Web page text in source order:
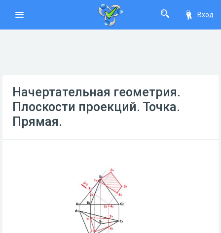
Вход
Начертательная геометрия.
Плоскости проекций. Точка.
Прямая.